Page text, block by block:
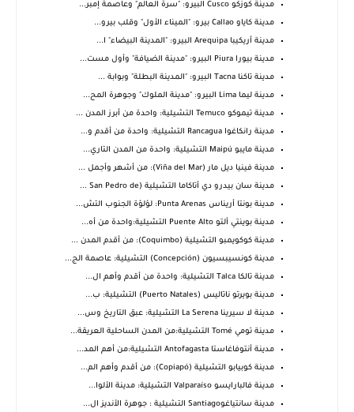
مدينة كوزكو Cusco البيرو: "سرة العالم" وعاصمة إمبر...
مدينة كاياو Callao بيرو: "الميناء الأول" وقلب بيرو...
مدينة أريكيبا Arequipa البيرو: "المدينة البيضاء" ا...
مدينة بيورا Piura البيرو: "مدينة الضيافة" وأول مست...
مدينة تاكنا Tacna البيرو: "المدينة البطلة" وبوابة ...
مدينة ليما Lima البيرو: "مدينة الملوك" وجوهرة المح...
مدينة تيموكو Temuco التشيلية: واحدة من أبرز المدن ...
مدينة رانكاغوا Rancagua التشيلية: واحدة من أقدم و...
مدينة مايبو Maipú التشيلية: واحدة من المدن التاري...
مدينة فينيا ديل مار (Viña del Mar): من أشهر وأجمل ...
مدينة سان بيدرو دي أتاكاما التشيلية (San Pedro de ...
مدينة بونتا أريناس Punta Arenas: لؤلؤة الجنوب التش...
مدينة بوينتي ألتو Puente Alto التشيلية:واحدة من أه...
مدينة كوكويمبو التشيلية (Coquimbo): من أقدم المدن ...
مدينة كونسيبسيون (Concepción) التشيلية: عاصمة الج...
مدينة تالكا Talca التشيلية: واحدة من أقدم وأهم ال...
مدينة بويرتو ناتاليس (Puerto Natales) التشيلية: ب...
مدينة لا سيرينا La Serena التشيلية: عبق التاريخ وس...
مدينة تومي Tomé التشيلية:من المدن الساحلية العريقة...
مدينة أنتوفاغاستا Antofagasta التشيلية:من أهم المد...
مدينة كوبيابو التشيلية (Copiapó): من أقدم وأهم الم...
مدينة فالبارايسو Valparaíso التشيلية: مدينة الألوا...
مدينة سانتياغوSantiago التشيلية : جوهرة الأنديز ال...